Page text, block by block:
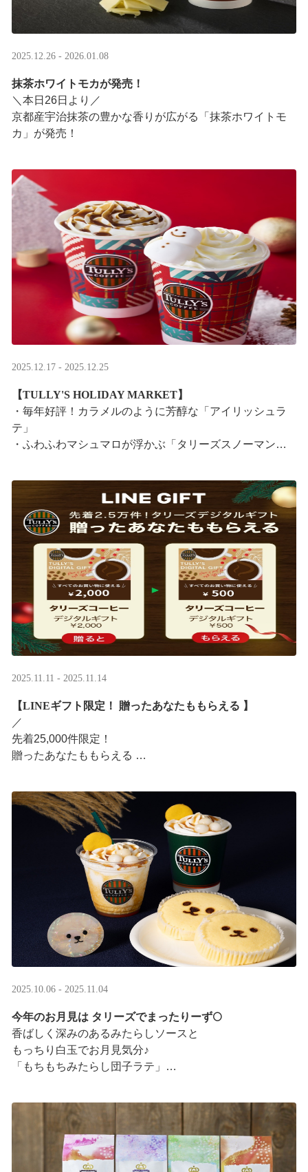
2025.12.26 - 2026.01.08
抹茶ホワイトモカが発売！
＼本日26日より／
京都産宇治抹茶の豊かな香りが広がる「抹茶ホワイトモ
カ」が発売！
2025.12.17 - 2025.12.25
【TULLY'S HOLIDAY MARKET】
・毎年好評！カラメルのように芳醇な「アイリッシュラ
テ」
・ふわふわマシュマロが浮かぶ「タリーズスノーマンラ
特別なドリンクと一緒に、クリスマス気分をお楽しみく
ださい。
2025.11.11 - 2025.11.14
【LINEギフト限定！ 贈ったあなたももらえる ​】
／ ​
先着25,000件限定！​
贈ったあなたももらえる ​
LINEギフト限定！ タリーズデジタルギフト2,000円分を
贈ると、自分も500円分のデジタルギフトがもらえるキャ
ンペーンがス ···
2025.10.06 - 2025.11.04
今年のお月見は タリーズでまったりーず🌕
香ばしく深みのあるみたらしソースと
もっちり白玉でお月見気分♪
「もちもちみたらし団子ラテ」
お月様をモチーフにした
まんまるベアフルも皆様のご来店をお待ちしていま ···